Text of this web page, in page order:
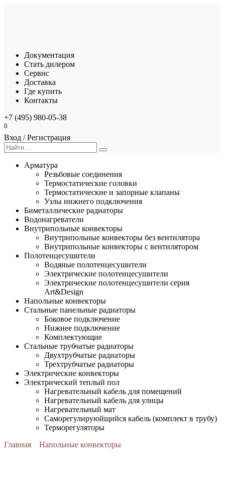
Документация
Стать дилером
Сервис
Доставка
Где купить
Контакты
+7 (495) 980-05-38
0
Вход / Регистрация
Search
for:
Арматура
Резьбовые соединения
Термостатические головки
Термостатические и запорные клапаны
Узлы нижнего подключения
Биметаллические радиаторы
Водонагреватели
Внутрипольные конвекторы
Внутрипольные конвекторы без вентилятора
Внутрипольные конвекторы с вентилятором
Полотенцесушители
Водяные полотенцесушители
Электрические полотенцесушители
Электрические полотенцесушители серия
Art&Design
Напольные конвекторы
Стальные панельные радиаторы
Боковое подключение
Нижнее подключение
Комплектующие
Стальные трубчатые радиаторы
Двухтрубчатые радиаторы
Трехтрубчатые радиаторы
Электрические конвекторы
Электрический теплый пол
Нагревательный кабель для помещений
Нагревательный кабель для улицы
Нагревательный мат
Cаморегулируюйщийся кабель (комплект в трубу)
Терморегуляторы
Главная
Напольные конвекторы